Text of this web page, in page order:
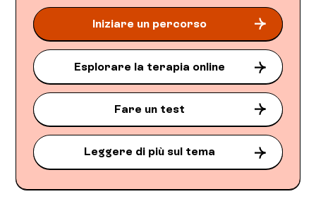
Iniziare un percorso
Esplorare la terapia online
Fare un test
Leggere di più sul tema